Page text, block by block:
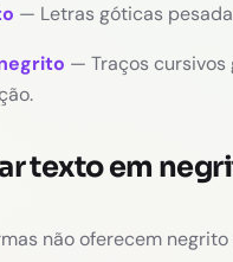
— Letras góticas
— Traços cursivos
texto em
não oferecem